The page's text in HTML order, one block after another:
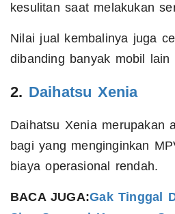
kesulitan saat melakukan
Nilai jual kembalinya juga
dibanding banyak mobil
2. Daihatsu Xenia
Daihatsu Xenia merupakan
bagi yang menginginkan
biaya operasional rendah.
BACA JUGA:Gak Tinggal